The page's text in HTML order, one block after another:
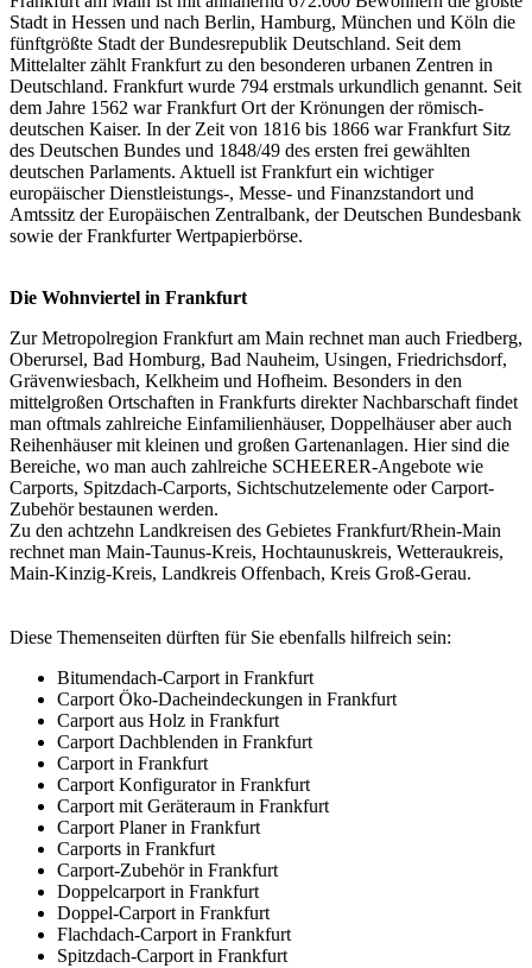
Stadt in Hessen und nach Berlin, Hamburg, München und Köln die
fünftgrößte Stadt der Bundesrepublik Deutschland. Seit dem
Mittelalter zählt Frankfurt zu den besonderen urbanen Zentren in
Deutschland. Frankfurt wurde 794 erstmals urkundlich genannt. Seit
dem Jahre 1562 war Frankfurt Ort der Krönungen der römisch-
deutschen Kaiser. In der Zeit von 1816 bis 1866 war Frankfurt Sitz
des Deutschen Bundes und 1848/49 des ersten frei gewählten
deutschen Parlaments. Aktuell ist Frankfurt ein wichtiger
europäischer Dienstleistungs-, Messe- und Finanzstandort und
Amtssitz der Europäischen Zentralbank, der Deutschen Bundesbank
sowie der Frankfurter Wertpapierbörse.
Die Wohnviertel in Frankfurt
Zur Metropolregion Frankfurt am Main rechnet man auch Friedberg,
Oberursel, Bad Homburg, Bad Nauheim, Usingen, Friedrichsdorf,
Grävenwiesbach, Kelkheim und Hofheim. Besonders in den
mittelgroßen Ortschaften in Frankfurts direkter Nachbarschaft findet
man oftmals zahlreiche Einfamilienhäuser, Doppelhäuser aber auch
Reihenhäuser mit kleinen und großen Gartenanlagen. Hier sind die
Bereiche, wo man auch zahlreiche SCHEERER-Angebote wie
Carports, Spitzdach-Carports, Sichtschutzelemente oder Carport-
Zubehör bestaunen werden.
Zu den achtzehn Landkreisen des Gebietes Frankfurt/Rhein-Main
rechnet man Main-Taunus-Kreis, Hochtaunuskreis, Wetteraukreis,
Main-Kinzig-Kreis, Landkreis Offenbach, Kreis Groß-Gerau.
Diese Themenseiten dürften für Sie ebenfalls hilfreich sein:
Bitumendach-Carport in Frankfurt
Carport Öko-Dacheindeckungen in Frankfurt
Carport aus Holz in Frankfurt
Carport Dachblenden in Frankfurt
Carport in Frankfurt
Carport Konfigurator in Frankfurt
Carport mit Geräteraum in Frankfurt
Carport Planer in Frankfurt
Carports in Frankfurt
Carport-Zubehör in Frankfurt
Doppelcarport in Frankfurt
Doppel-Carport in Frankfurt
Flachdach-Carport in Frankfurt
Spitzdach-Carport in Frankfurt